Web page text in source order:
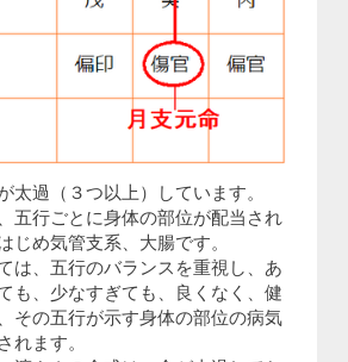
太過（３つ以上）しています。
五行ごとに身体の部位が配当され
じめ気管支系、大腸です。
は、五行のバランスを重視し、あ
も、少なすぎても、良くなく、健
その五行が示す身体の部位の病気
れます。